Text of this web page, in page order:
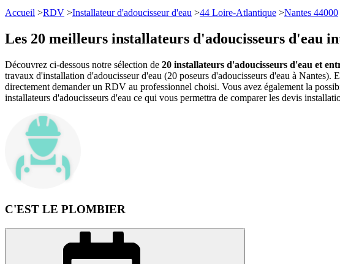
Accueil >RDV >Installateur d'adoucisseur d'eau >44 Loire-Atlantique >Nantes 44000
Les 20 meilleurs installateurs d'adoucisseurs d'eau
Découvrez ci-dessous notre sélection de 20 installateurs d'adoucisseurs d'eau et
travaux d'installation d'adoucisseur d'eau (20 poseurs d'adoucisseurs d'eau à
directement demander un RDV au professionnel choisi. Vous avez également la
installateurs d'adoucisseurs d'eau ce qui vous permettra de comparer les devis
C'EST LE PLOMBIER